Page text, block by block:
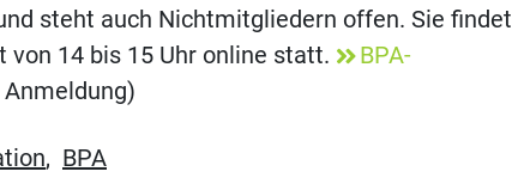
steht auch Nichtmitgliedern offen. Sie findet
14 bis 15 Uhr online statt.
BPA-
, BPA